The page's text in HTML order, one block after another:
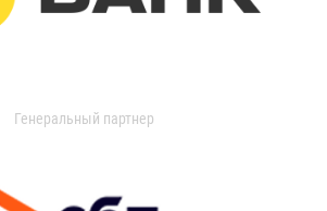
Генеральный партнер